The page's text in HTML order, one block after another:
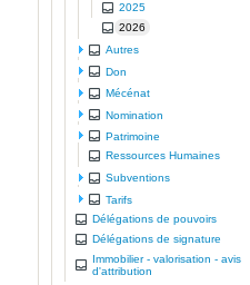
2025
2026
Autres
Don
Mécénat
Nomination
Patrimoine
Ressources Humaines
Subventions
Tarifs
Délégations de pouvoirs
Délégations de signature
Immobilier - valorisation - avis
d'attribution